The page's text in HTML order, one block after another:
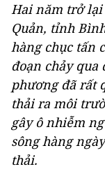
Hai năm trở lại
Quản, tỉnh
hàng chục tấn
đoạn chảy
phương đã rất
thải ra môi
gây ô nhiễm
sông hàng
thải.